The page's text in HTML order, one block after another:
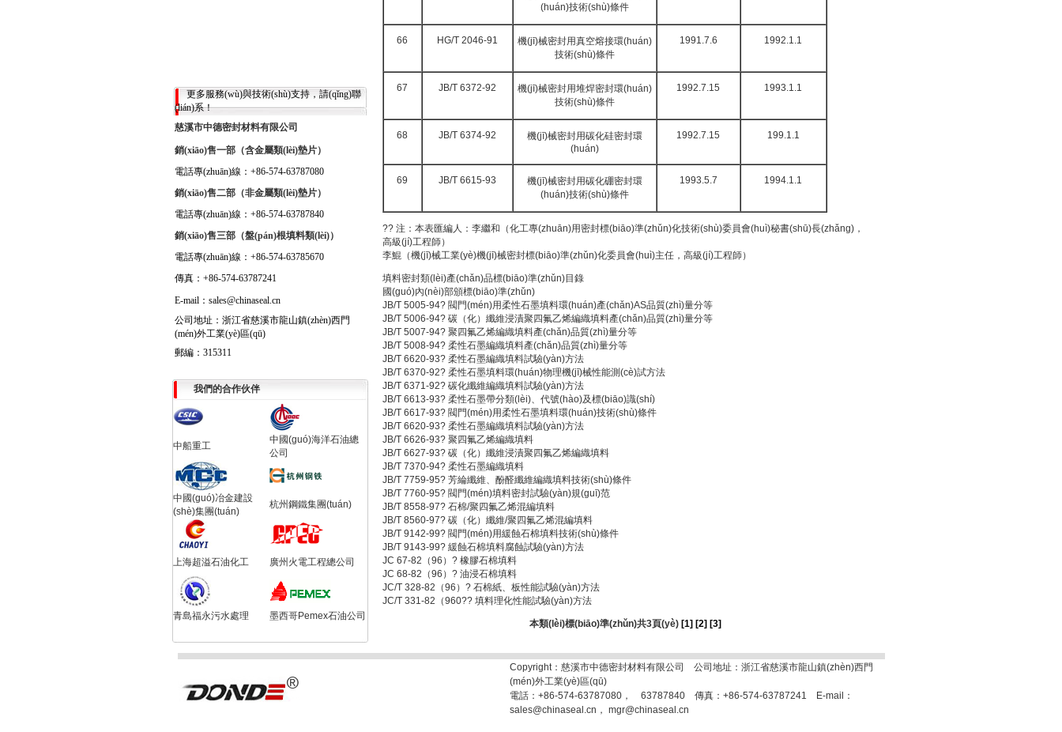
(huán)技術(shù)條件
66 HG/T 2046-91
機(jī)械密封用真空熔接環(huán)
技術(shù)條件
1991.7.6 1992.1.1
67 JB/T 6372-92
機(jī)械密封用堆焊密封環(huán)
技術(shù)條件
1992.7.15 1993.1.1
68 JB/T 6374-92
機(jī)械密封用碳化硅密封環
(huán)
1992.7.15 199.1.1
69 JB/T 6615-93
機(jī)械密封用碳化硼密封環
(huán)技術(shù)條件
1993.5.7 1994.1.1
?? 注：本表匯編人：李繼和（化工專(zhuān)用密封標(biāo)準(zhǔn)化技術(shù)委員會(huì)秘書(shū)長(zhǎng)，
高級(jí)工程師）
李鯤（機(jī)械工業(yè)機(jī)械密封標(biāo)準(zhǔn)化委員會(huì)主任，高級(jí)工程師）
填料密封類(lèi)產(chǎn)品標(biāo)準(zhǔn)目錄
國(guó)內(nèi)部頒標(biāo)準(zhǔn)
JB/T 5005-94? 閥門(mén)用柔性石墨填料環(huán)產(chǎn)AS品質(zhì)量分等
JB/T 5006-94? 碳（化）纖維浸漬聚四氟乙烯編織填料產(chǎn)品質(zhì)量分等
JB/T 5007-94? 聚四氟乙烯編織填料產(chǎn)品質(zhì)量分等
JB/T 5008-94? 柔性石墨編織填料產(chǎn)品質(zhì)量分等
JB/T 6620-93? 柔性石墨編織填料試驗(yàn)方法
JB/T 6370-92? 柔性石墨填料環(huán)物理機(jī)械性能測(cè)試方法
JB/T 6371-92? 碳化纖維編織填料試驗(yàn)方法
JB/T 6613-93? 柔性石墨帶分類(lèi)、代號(hào)及標(biāo)識(shí)
JB/T 6617-93? 閥門(mén)用柔性石墨填料環(huán)技術(shù)條件
JB/T 6620-93? 柔性石墨編織填料試驗(yàn)方法
JB/T 6626-93? 聚四氟乙烯編織填料
JB/T 6627-93? 碳（化）纖維浸漬聚四氟乙烯編織填料
JB/T 7370-94? 柔性石墨編織填料
JB/T 7759-95? 芳綸纖維、酚醛纖維編織填料技術(shù)條件
JB/T 7760-95? 閥門(mén)填料密封試驗(yàn)規(guī)范
JB/T 8558-97? 石棉/聚四氟乙烯混編填料
JB/T 8560-97? 碳（化）纖維/聚四氟乙烯混編填料
JB/T 9142-99? 閥門(mén)用緩蝕石棉填料技術(shù)條件
JB/T 9143-99? 緩蝕石棉填料腐蝕試驗(yàn)方法
JC 67-82（96）? 橡膠石棉填料
JC 68-82（96）? 油浸石棉填料
JC/T 328-82（96）? 石棉紙、板性能試驗(yàn)方法
JC/T 331-82（960?? 填料理化性能試驗(yàn)方法
本類(lèi)標(biāo)準(zhǔn)共3頁(yè) [1] [2] [3]
更多服務(wù)與技術(shù)支持，請(qǐng)聯
(lián)系！
慈溪市中德密封材料有限公司
銷(xiāo)售一部（含金屬類(lèi)墊片）
電話專(zhuān)線：+86-574-63787080
銷(xiāo)售二部（非金屬類(lèi)墊片）
電話專(zhuān)線：+86-574-63787840
銷(xiāo)售三部（盤(pán)根填料類(lèi)）
電話專(zhuān)線：+86-574-63785670
傳真：+86-574-63787241
E-mail：sales@chinaseal.cn
公司地址：浙江省慈溪市龍山鎮(zhèn)西門
(mén)外工業(yè)區(qū)
郵編：315311
我們的合作伙伴
中船重工
中國(guó)海洋石油總
公司
中國(guó)冶金建設
(shè)集團(tuán)
杭州鋼鐵集團(tuán)
上海超溢石油化工 廣州火電工程總公司
青島福永污水處理 墨西哥Pemex石油公司
Copyright：慈溪市中德密封材料有限公司 公司地址：浙江省慈溪市龍山鎮(zhèn)西門
(mén)外工業(yè)區(qū)
電話：+86-574-63787080， 63787840 傳真：+86-574-63787241 E-mail：
sales@chinaseal.cn， mgr@chinaseal.cn